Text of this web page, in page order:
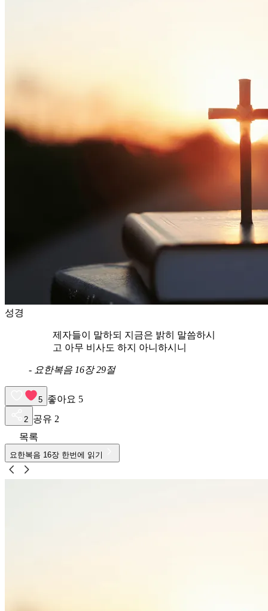
성경
제자들이 말하되 지금은 밝히 말씀하시
고 아무 비사도 하지 아니하시니
- 요한복음 16장 29절
5 좋아요 5
2 공유 2
목록
요한복음 16장 한번에 읽기